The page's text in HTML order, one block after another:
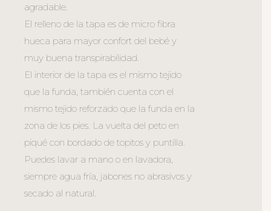
agradable.
El relleno de la tapa es de micro fibra
hueca para mayor confort del bebé y
muy buena transpirabilidad.
El interior de la tapa es el mismo tejido
que la funda, también cuenta con el
mismo tejido reforzado que la funda en la
zona de los pies. La vuelta del peto en
piqué con bordado de topitos y puntilla.
Puedes lavar a mano o en lavadora,
siempre agua fría, jabones no abrasivos y
secado al natural.